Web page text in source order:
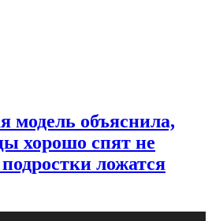
модель объяснила,
хорошо спят не
ложатся